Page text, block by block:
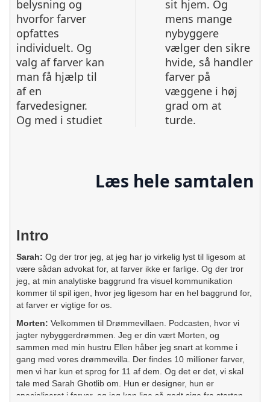
belysning og
hvorfor farver
opfattes
individuelt. Og
valg af farver kan
man få hjælp til
af en
farvedesigner.
Og med i studiet
sit hjem. Og
mens mange
nybyggere
vælger den sikre
hvide, så handler
farver på
væggene i høj
grad om at
turde.
Læs hele samtalen
Intro
Sarah: Og der tror jeg, at jeg har jo virkelig lyst til ligesom at
være sådan advokat for, at farver ikke er farlige. Og der tror
jeg, at min analytiske baggrund fra visuel kommunikation
kommer til spil igen, hvor jeg ligesom har en hel baggrund for,
at farver er vigtige for os.
Morten: Velkommen til Drømmevillaen. Podcasten, hvor vi
jagter nybyggerdrømmen. Jeg er din vært Morten, og
sammen med min hustru Ellen håber jeg snart at komme i
gang med vores drømmevilla. Der findes 10 millioner farver,
men vi har kun et sprog for 11 af dem. Og det er det, vi skal
tale med Sarah Ghotlib om. Hun er designer, hun er
specialiseret i farver, og jeg kan lige så godt sige fra starten